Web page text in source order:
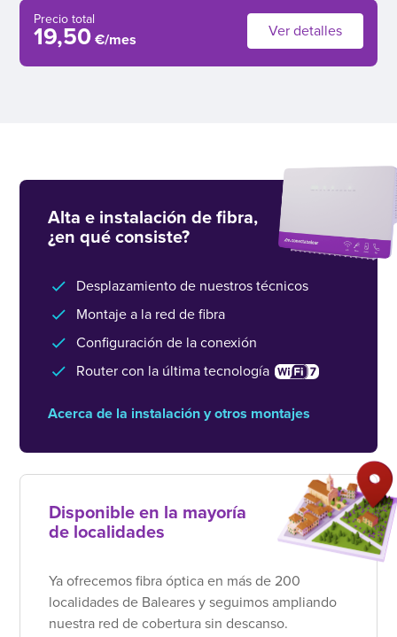
Precio total
19,50 €/mes Ver detalles
Alta e instalación de fibra,
¿en qué consiste?
Desplazamiento de nuestros técnicos
Montaje a la red de fibra
Configuración de la conexión
Router con la última tecnología
Acerca de la instalación y otros montajes
Disponible en la mayoría
de localidades
Ya ofrecemos fibra óptica en más de 200
localidades de Baleares y seguimos ampliando
nuestra red de cobertura sin descanso.